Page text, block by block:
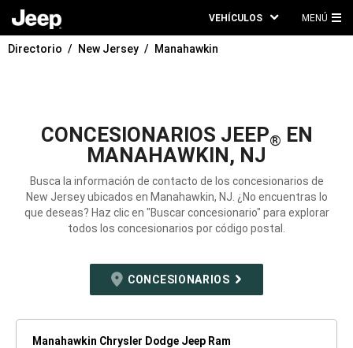
VEHÍCULOS MENÚ
Directorio New Jersey Manahawkin
CONCESIONARIOS JEEP® EN
MANAHAWKIN, NJ
Busca la información de contacto de los concesionarios de
New Jersey ubicados en Manahawkin, NJ. ¿No encuentras lo
que deseas? Haz clic en "Buscar concesionario" para explorar
todos los concesionarios por código postal.
CONCESIONARIOS
Manahawkin Chrysler Dodge Jeep Ram